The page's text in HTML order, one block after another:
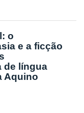
o
e a ficção
de língua
Aquino